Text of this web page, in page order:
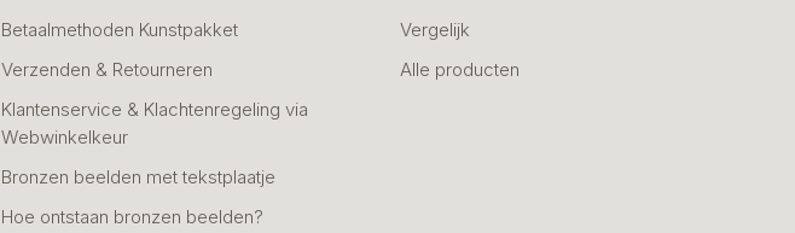
Betaalmethoden Kunstpakket
Verzenden & Retourneren
Klantenservice & Klachtenregeling via
Webwinkelkeur
Bronzen beelden met tekstplaatje
Hoe ontstaan bronzen beelden?
Vergelijk
Alle producten